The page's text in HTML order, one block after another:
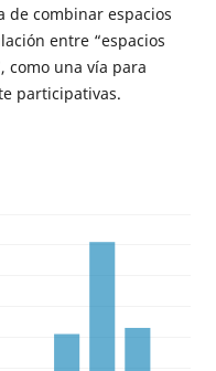
de combinar espacios
entre “espacios
como una vía para
participativas.